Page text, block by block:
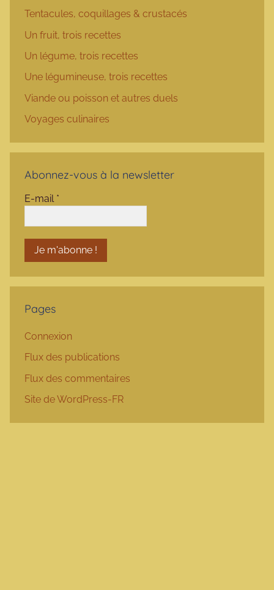
Tentacules, coquillages & crustacés
Un fruit, trois recettes
Un légume, trois recettes
Une légumineuse, trois recettes
Viande ou poisson et autres duels
Voyages culinaires
Abonnez-vous à la newsletter
E-mail *
Pages
Connexion
Flux des publications
Flux des commentaires
Site de WordPress-FR